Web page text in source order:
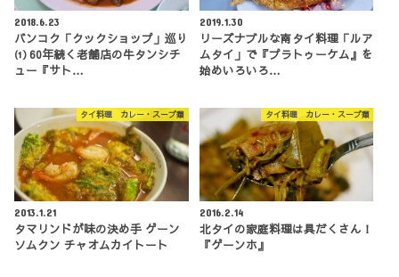
2018.6.23
バンコク「クックショップ」巡り
⑴ 60年続く老舗店の牛タンシチ
ュー『サト…
2019.1.30
リーズナブルな南タイ料理「ルア
ムタイ」で『プラトゥーケム』を
始めいろいろ…
タイ料理 カレー・スープ類
2013.1.21
タマリンドが味の決め手 ゲーン
ソムクン チャオムカイトート
タイ料理 カレー・スープ類
2016.2.14
北タイの家庭料理は具だくさん！
『ゲーンホ』